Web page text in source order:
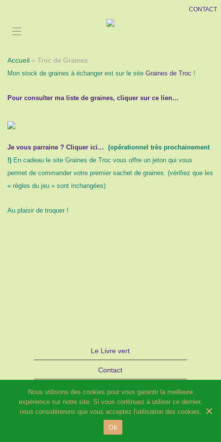
CONTACT
Accueil » Troc de Graines
Mon stock de graines à échanger est sur le site Graines de Troc !
Pour consulter ma liste de graines, cliquer sur ce lien…
Je vous parraine ? Cliquer ici… (opérationnel très prochainement
!) En cadeau le site Graines de Troc vous offre un jeton qui vous
permet de commander votre premier sachet de graines. (vérifiez que les
« règles du jeu » sont inchangées)
Au plaisir de troquer !
Le Livre vert
Contact
Autre site d’Hélène SCHILD : Bijoux
STRATAGEMME – PARIS
© 2026 Potager fleuri et Compagnie
Nous utilisons des cookies pour vous garantir la meilleure
expérience sur notre site. Si vous continuez à utiliser ce dernier,
nous considérerons que vous acceptez l'utilisation des cookies.
Ok